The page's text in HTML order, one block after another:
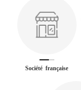
Société française